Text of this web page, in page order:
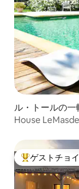
ル・トールの一
House
大好評のゲス
ゲストチョ